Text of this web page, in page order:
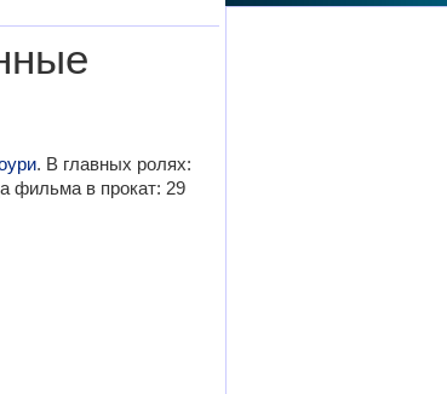
. В главных ролях:
фильма в прокат: 29